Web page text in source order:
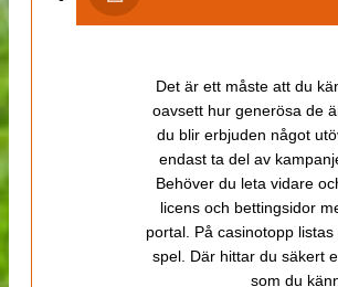
Det är ett måste att du
oavsett hur generösa de
du blir erbjuden något
endast ta del av
Behöver du leta vidare
licens och bettingsidor
portal. På casinotopp
spel. Där hittar du säkert
som du